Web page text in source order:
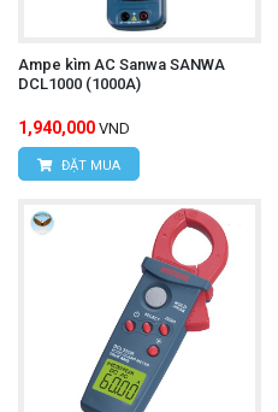
Ampe kìm AC Sanwa SANWA
DCL1000 (1000A)
1,940,000 VND
ĐẶT MUA